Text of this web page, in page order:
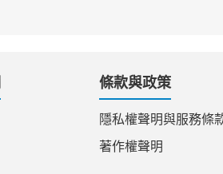
條款與政策
隱私權聲明與服務條
著作權聲明